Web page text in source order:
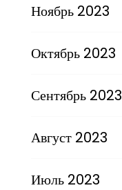
Ноябрь 2023
Октябрь 2023
Сентябрь 2023
Август 2023
Июль 2023